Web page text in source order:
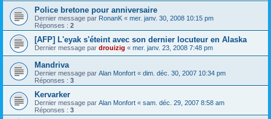
Police bretone pour anniversaire
Dernier message par RonanK « mer. janv. 30, 2008 10:15 pm
Réponses : 2
[AFP] L'eyak s'éteint avec son dernier locuteur en Alaska
Dernier message par drouizig « mer. janv. 23, 2008 7:48 pm
Mandriva
Dernier message par Alan Monfort « dim. déc. 30, 2007 10:34 pm
Réponses : 3
Kervarker
Dernier message par Alan Monfort « sam. déc. 29, 2007 8:58 am
Réponses : 3